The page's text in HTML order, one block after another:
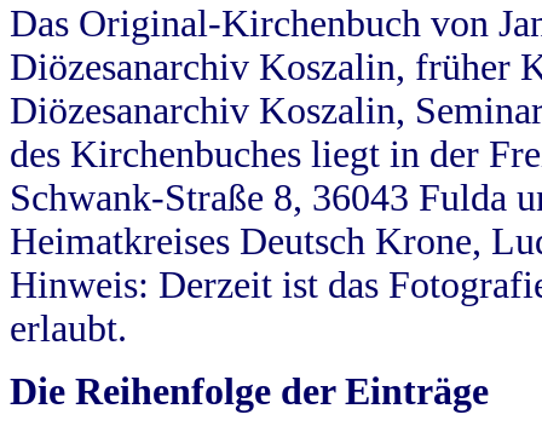
Das Original-Kirchenbuch von
Diözesanarchiv Koszalin, früher
Diözesanarchiv Koszalin,
des Kirchenbuches liegt in der
Schwank-Straße 8, 36043 Fulda
Heimatkreises Deutsch Krone,
Hinweis: Derzeit ist das
erlaubt.
Die Reihenfolge der Einträge